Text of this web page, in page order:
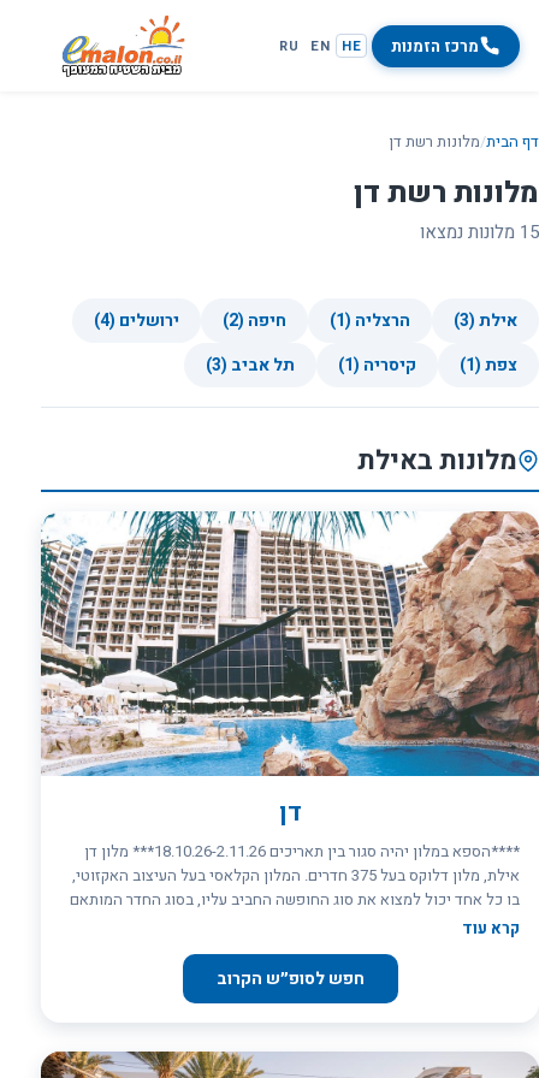
מרכז הזמנות HE
EN
RU
דף הבית/מלונות רשת דן
מלונות רשת דן
15 מלונות נמצאו
אילת (3) הרצליה (1) חיפה (2)
ירושלים (4)
צפת (1)
קיסריה (1) תל אביב (3)
מלונות באילת
דן
****הספא במלון יהיה סגור בין תאריכים 18.10.26-2.11.26*** מלון דן
אילת, מלון דלוקס בעל 375 חדרים. המלון הקלאסי בעל העיצוב האקזוטי,
בו כל אחד יכול למצוא את סוג החופשה החביב עליו, בסוג החדר המותאם
בדיוק עבורו. לנופשים בחופשה משפחתית בהרכב מלא, מציע המלון את
שאתם, הבוגרים, תוכלו ליהנות משיזוף, מסאונה או ממשחק סקווש מהנה.
חדר האוכל המרכזי של המלון ידוע בכל העולם בתפריט הקולינרי העשיר
בבריכה לבין הבילוי בחמאם הטורקי, תוכלו לעצור להתרעננות קלה ב-
קרא עוד
חפש לסופ״ש הקרוב